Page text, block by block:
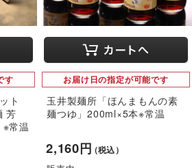
す
ト
芳
常温
お届け日の指定が可能です
玉井製麺所「ほんまもんの素
麺つゆ」200ml×5本※常温
2,160円（税込）